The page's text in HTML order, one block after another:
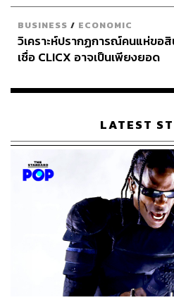
BUSINESS / ECONOMIC
วิเคราะห์ปรากฏการณ์คนแห่ขอ
เชื่อ CLICX อาจเป็นเพียงยอด
เรือนไทยที่ถูกซุกไว้
LATEST